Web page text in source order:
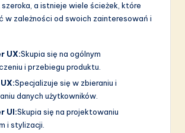
a istnieje wiele ścieżek, które
w zależności od swoich zainteresowań i
UX:Skupia się na ogólnym
i przebiegu produktu.
Specjalizuje się w zbieraniu i
danych użytkowników.
UI:Skupia się na projektowaniu
i stylizacji.